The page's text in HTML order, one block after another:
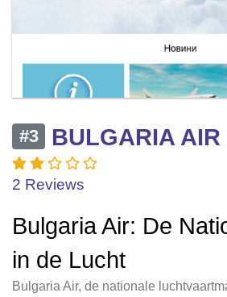
#3 BULGARIA AIR
2 Reviews
Bulgaria Air: De
in de Lucht
Bulgaria Air, de nationale